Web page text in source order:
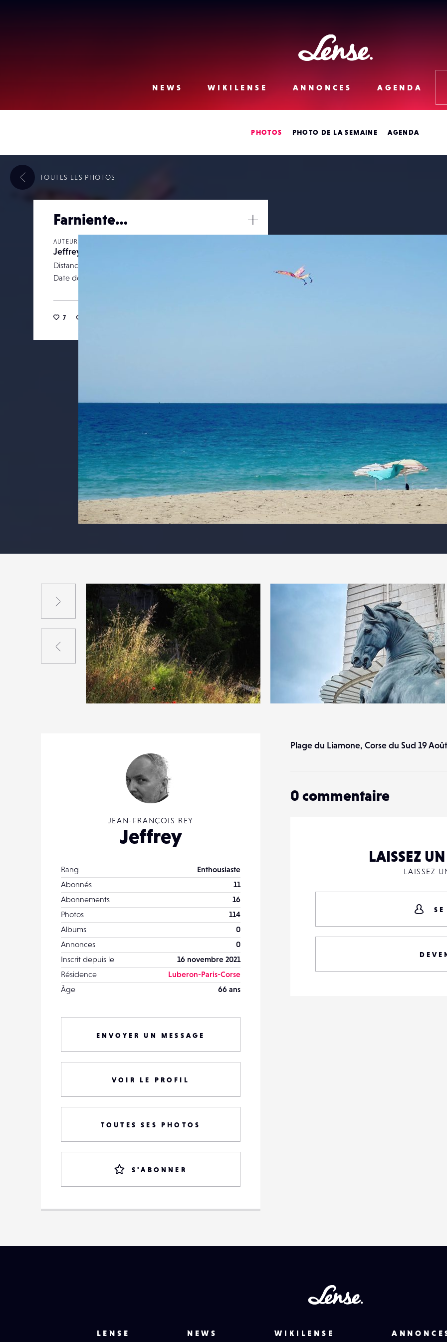
Lense
NEWS
WIKILENSE ANNONCES AGENDA
PHOTOS PHOTO DE LA SEMAINE AGENDA
Farniente…
AUTEUR
Jeffrey
Distance focale
Date de publication
7
/
TOUTES LES PHOTOS
0
5 41
Précédent
JEAN-FRANÇOIS REY
Jeffrey
Rang
Enthousiaste
Abonnés
11
Abonnements
16
Photos
114
Albums
0
Annonces
0
Inscrit depuis le
16 novembre 2021
Résidence
Luberon-Paris-Corse
Âge
66 ans
ENVOYER UN MESSAGE
VOIR LE PROFIL
TOUTES SES PHOTOS
S'ABONNER
Plage du Liamone, Corse du Sud 19
0 commentaire
LAISSEZ
LAISSEZ
LENSE NEWS WIKILENSE